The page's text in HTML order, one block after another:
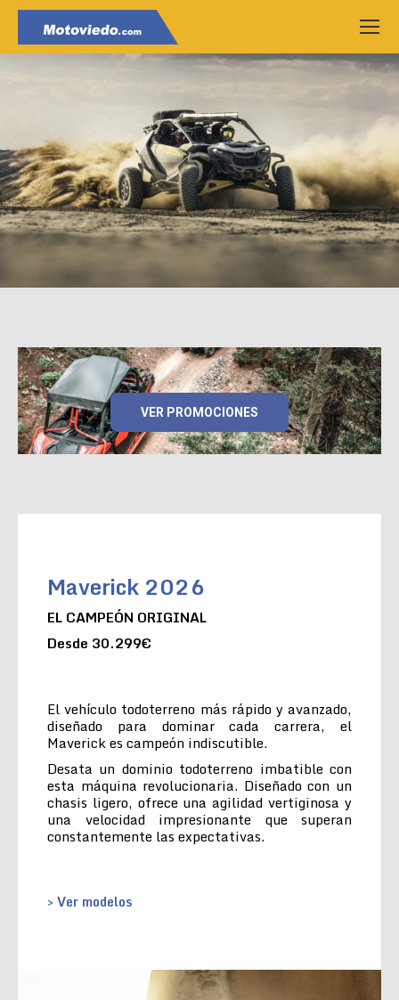
VER PROMOCIONES
Maverick 2026
EL CAMPEÓN ORIGINAL
Desde 30.299€
El vehículo todoterreno más rápido y avanzado,
diseñado para dominar cada carrera, el
Maverick es campeón indiscutible.
Desata un dominio todoterreno imbatible con
esta máquina revolucionaria. Diseñado con un
chasis ligero, ofrece una agilidad vertiginosa y
una velocidad impresionante que superan
constantemente las expectativas.
> Ver modelos